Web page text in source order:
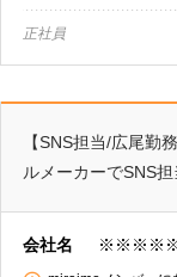
正社員
【SNS担当/広尾勤
ルメーカーでSNS
会社名